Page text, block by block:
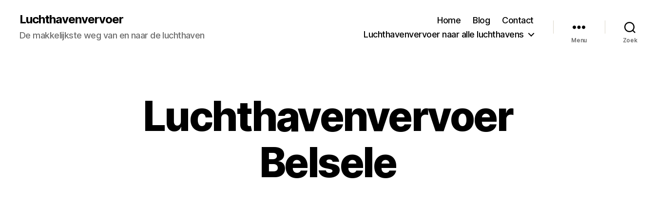
Luchthavenvervoer
De makkelijkste weg van en naar de luchthaven
Home Blog
Contact
Luchthavenvervoer naar alle luchthavens
Menu Zoek
Luchthavenvervoer
Belsele